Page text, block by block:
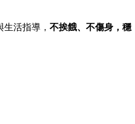
活指導， 不挨餓、不傷身，穩